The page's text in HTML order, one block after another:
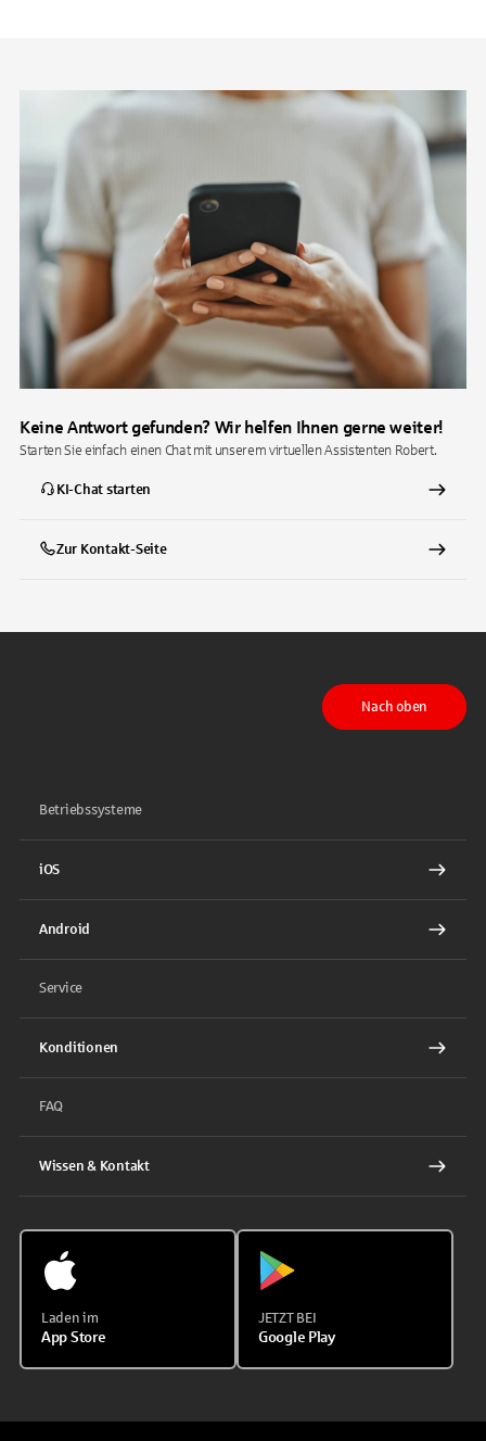
Keine Antwort gefunden? Wir helfen Ihnen gerne weiter!
Starten Sie einfach einen Chat mit unserem virtuellen Assistenten Robert.
KI-Chat starten
Zur Kontakt-Seite
Nach oben
Betriebssysteme
iOS
Android
Service
Konditionen
FAQ
Wissen & Kontakt
Laden im
App Store
JETZT BEI
Google Play